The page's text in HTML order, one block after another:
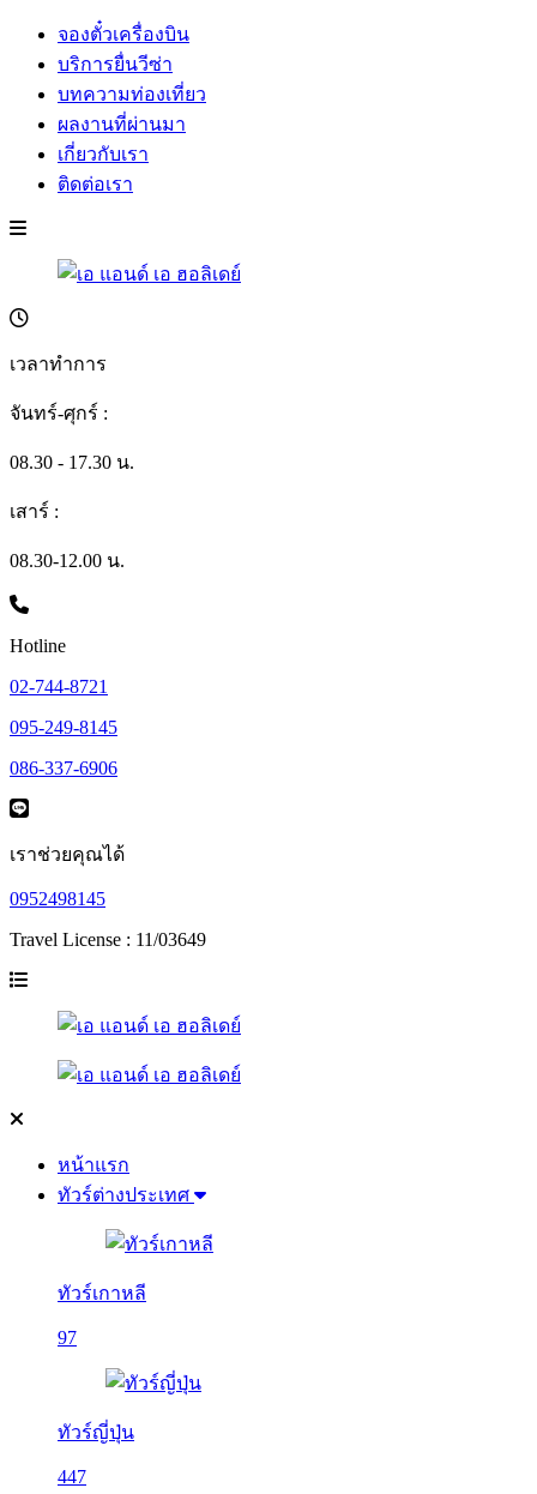
จองตั๋วเครื่องบิน
บริการยื่นวีซ่า
บทความท่องเที่ยว
ผลงานที่ผ่านมา
เกี่ยวกับเรา
ติดต่อเรา
เวลาทำการ
จันทร์-ศุกร์ :
08.30 - 17.30 น.
เสาร์ :
08.30-12.00 น.
Hotline
02-744-8721
095-249-8145
086-337-6906
เราช่วยคุณได้
0952498145
Travel License : 11/03649
หน้าแรก
ทัวร์ต่างประเทศ
ทัวร์เกาหลี
97
ทัวร์ญี่ปุ่น
447